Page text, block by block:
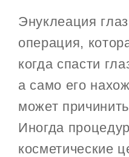
Энуклеация
операция,
когда спасти
а само его
может
Иногда
косметические